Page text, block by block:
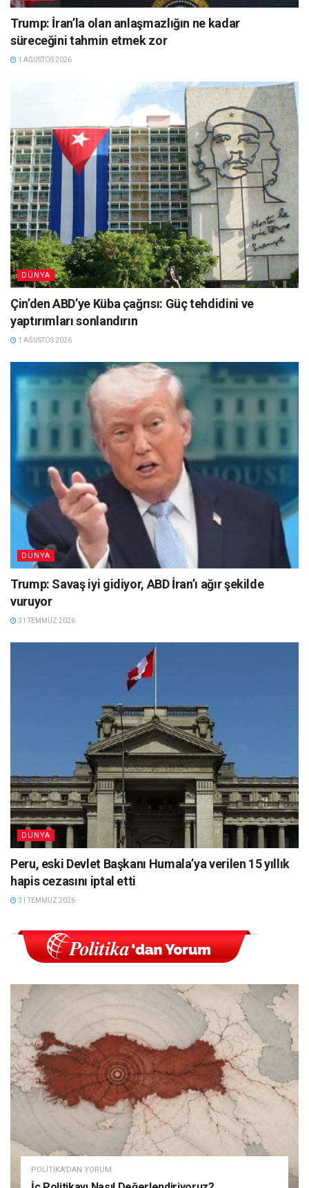
Trump: İran’la olan anlaşmazlığın ne kadar
süreceğini tahmin etmek zor
1 AĞUSTOS 2026
DÜNYA
Çin’den ABD’ye Küba çağrısı: Güç tehdidini ve
yaptırımları sonlandırın
1 AĞUSTOS 2026
DÜNYA
Trump: Savaş iyi gidiyor, ABD İran’ı ağır şekilde
vuruyor
31 TEMMUZ 2026
DÜNYA
Peru, eski Devlet Başkanı Humala’ya verilen 15 yıllık
hapis cezasını iptal etti
31 TEMMUZ 2026
POLITIKA'DAN YORUM